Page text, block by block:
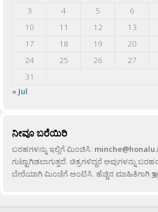
3
4 5 6
10
11 12 13
17
18 19 20
24
25 26 27
31
« Jul
ನೀವೂ ಬರೆಯಿರಿ
ಬರಹಗಳನ್ನು ಇಲ್ಲಿಗೆ ಮಿಂಚಿಸಿ:
ಗುಟ್ಟಾಗಿಡಲಾಗುತ್ತದೆ. ಚಿತ್ರಗಳಿದ್ದರೆ ಅವುಗಳನ್ನು
ಬೇರೆಯಾಗಿ ಮಿಂಚೆಗೆ ಅಂಟಿಸಿ. ಹೆಚ್ಚಿನ ಮಾಹಿತಿಗಾಗಿ